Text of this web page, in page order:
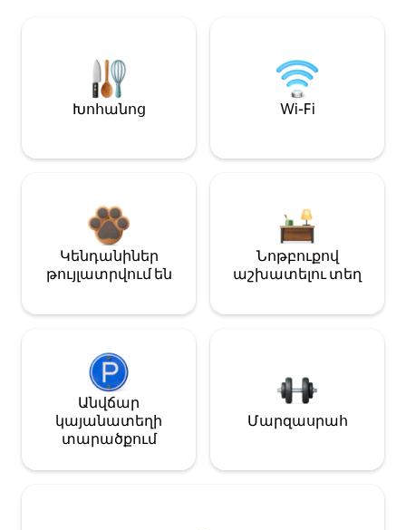
Խոհանոց Wi-Fi
Կենդանիներ
թույլատրվում են
Նոթբուքով
աշխատելու տեղ
Անվճար
կայանատեղի
տարածքում
Մարզասրահ